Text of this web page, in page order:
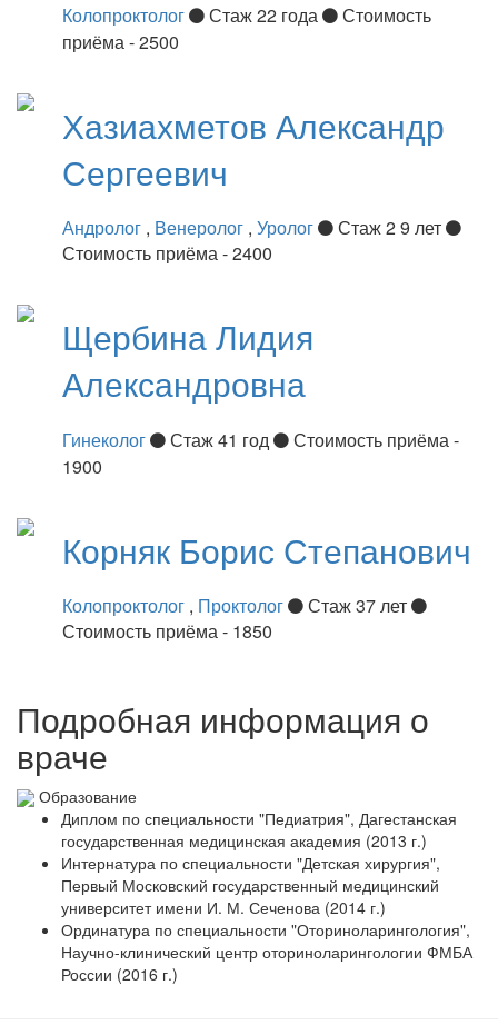
Колопроктолог Стаж 22 года
Стоимость
приёма - 2500
Хазиахметов Александр
Сергеевич
Андролог , Венеролог , Уролог
Стаж 2 9 лет
Стоимость приёма - 2400
ЩербинаЛидия
Александровна
Гинеколог Стаж 41 год
Стоимость приёма -
1900
Корняк Борис Степанович
Колопроктолог , Проктолог
Стаж 37 лет
Стоимость приёма - 1850
Подробная информация о
враче
Образование
Диплом по специальности "Педиатрия", Дагестанская
государственная медицинская академия (2013 г.)
Интернатура по специальности "Детская хирургия",
Первый Московский государственный медицинский
университет имени И. М. Сеченова (2014 г.)
Ординатура по специальности "Оториноларингология",
Научно-клинический центр оториноларингологии ФМБА
России (2016 г.)